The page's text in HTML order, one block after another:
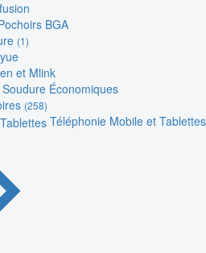
BGA
(1)
et Mlink
Économiques
(258)
Téléphonie Mobile et Tablettes